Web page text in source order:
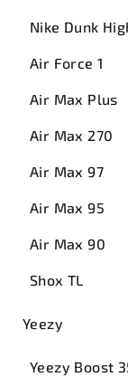
Nike Dunk
Air Force 1
Air Max Plus
Air Max 270
Air Max 97
Air Max 95
Air Max 90
Shox TL
Yeezy
Yeezy Boost